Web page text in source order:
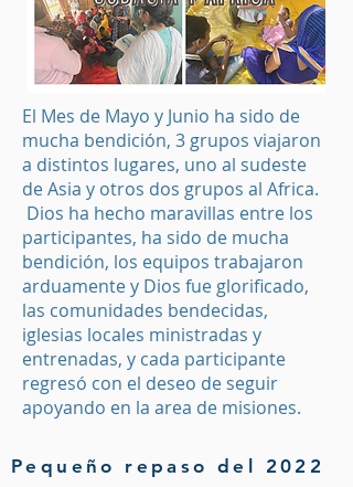
El Mes de Mayo y Junio ha sido de
mucha bendición, 3 grupos viajaron
a distintos lugares, uno al sudeste
de Asia y otros dos grupos al Africa.
Dios ha hecho maravillas entre los
participantes, ha sido de mucha
bendición, los equipos trabajaron
arduamente y Dios fue glorificado,
las comunidades bendecidas,
iglesias locales ministradas y
entrenadas, y cada participante
regresó con el deseo de seguir
apoyando en la area de misiones.
Pequeño repaso del 2022